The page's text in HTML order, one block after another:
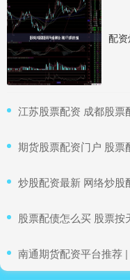
江苏股票配资 成都股票
期货股票配资门户 股票
炒股配资最新 网络炒股
股票配债怎么买 股票
南通期货配资平台推荐